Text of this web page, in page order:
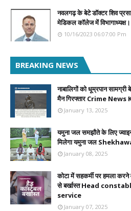
नवलगढ़ के बेटे डॉक्टर शिव
मेडिकल कॉलेज में विभागाध्यक्ष।
10/16/2023 06:07:00 Pm
BREAKING NEWS
नाबालिगों को धूम्रपान
मैन गिरफ्तार Crime News
January 13, 2025
यमुना जल समझौते के लिए
मिलेगा यमुना जल
January 08, 2025
कोटा में सहकर्मी पर हमला
से बर्खास्त Head
service
January 07, 2025